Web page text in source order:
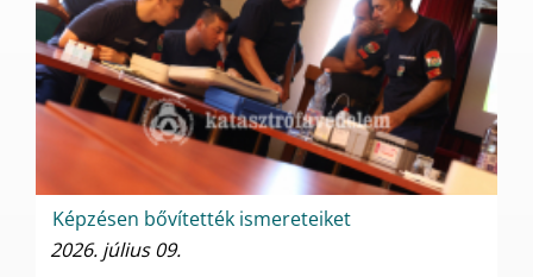
Képzésen bővítették ismereteiket
2026. július 09.